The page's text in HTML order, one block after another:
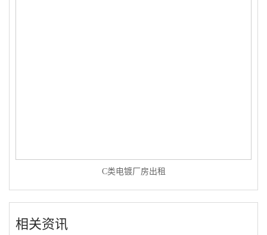
C类电镀厂房出租
相关资讯